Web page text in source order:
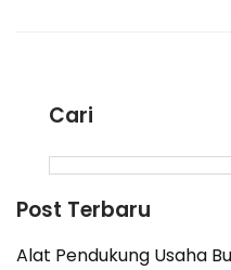
Cari
Post Terbaru
Alat Pendukung Usaha